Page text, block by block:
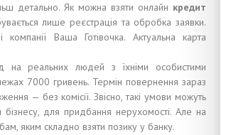
детально. Як можна взяти онлайн кредит
лише реєстрація та обробка заявки.
Ваша Готівочка. Актуальна карта
на реальних людей з їхніми особистими
7000 гривень. Термін повернення зараз
— без комісії. Звісно, такі умови можуть
для придбання нерухомості. Але на
яким складно взяти позику у банку.